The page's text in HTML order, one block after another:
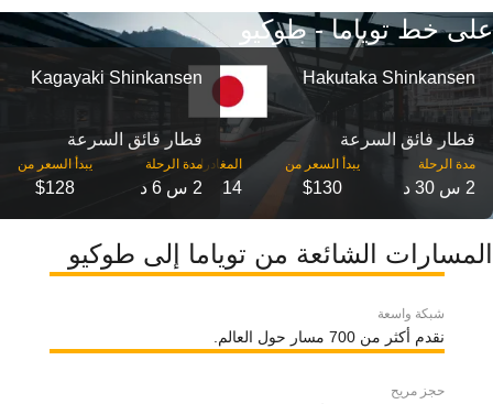
على خط توياما - طوكيو
Hakutaka Shinkansen
قطار فائق السرعة
مدة الرحلة
2 س 30 د $130
14
Kagayaki Shinkansen
قطار فائق السرعة
مدة الرحلة
2 س 6 د
‎يبدأ السعر من
$128
المسارات الشائعة من توياما إلى طوكيو
شبكة واسعة
نقدم أكثر من 700 مسار حول العالم.
حجز مريح